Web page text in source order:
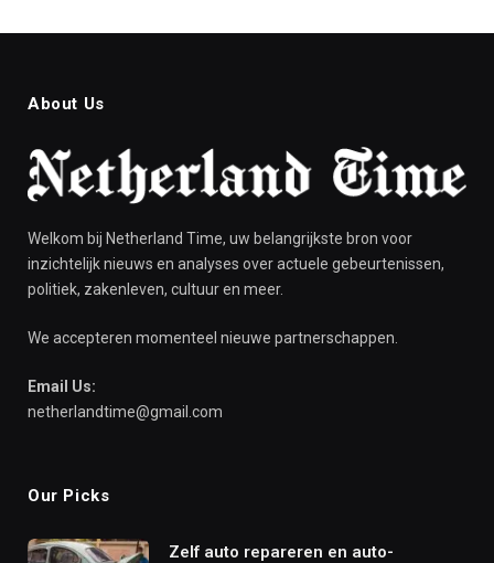
About Us
Welkom bij Netherland Time, uw belangrijkste bron voor
inzichtelijk nieuws en analyses over actuele gebeurtenissen,
politiek, zakenleven, cultuur en meer.
We accepteren momenteel nieuwe partnerschappen.
Email Us:
netherlandtime@gmail.com
Our Picks
Zelf auto repareren en auto-